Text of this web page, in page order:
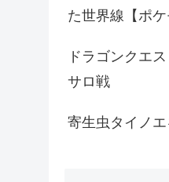
た世界線【ポケ
ドラゴンクエ
サロ戦
寄生虫タイノ